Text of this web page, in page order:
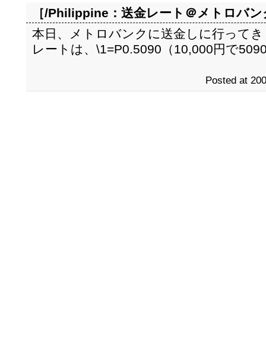
［/Philippine： 送金レート＠メトロバン
本日、メトロバンクに送金しに行って
レートは、\1=P0.5090（10,000円で
Posted at